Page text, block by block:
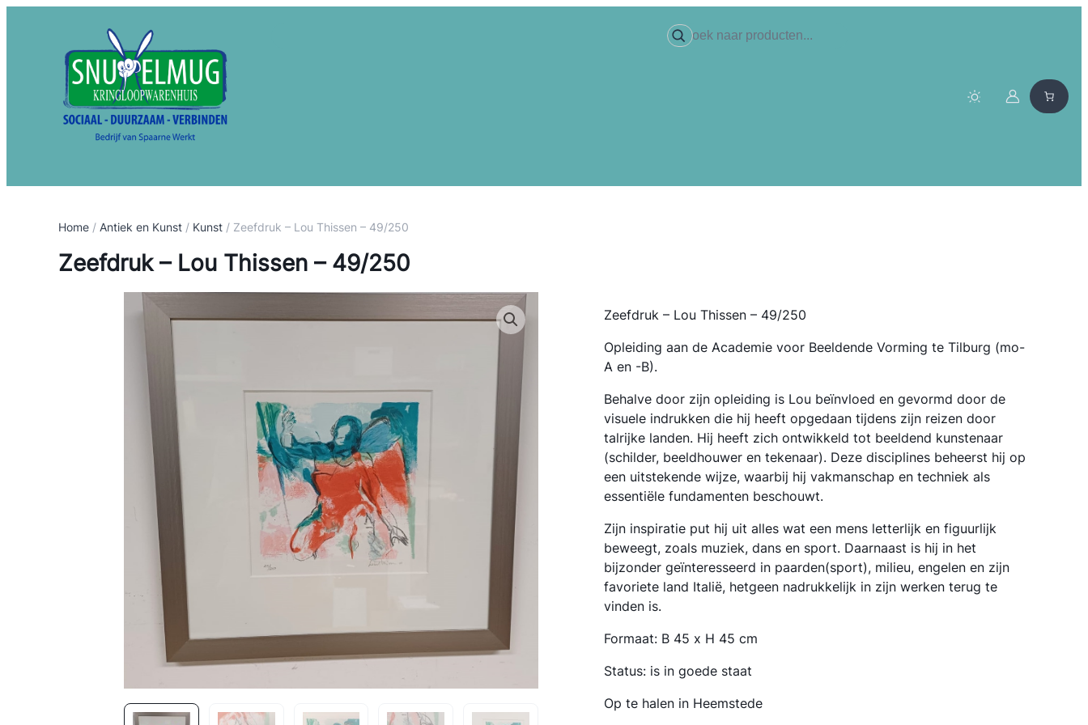
Home / Antiek en Kunst / Kunst / Zeefdruk – Lou Thissen – 49/250
Zeefdruk – Lou Thissen – 49/250
Zeefdruk – Lou Thissen – 49/250
Opleiding aan de Academie voor Beeldende Vorming te Tilburg (mo-
A en -B).
Behalve door zijn opleiding is Lou beïnvloed en gevormd door de
visuele indrukken die hij heeft opgedaan tijdens zijn reizen door
talrijke landen. Hij heeft zich ontwikkeld tot beeldend kunstenaar
(schilder, beeldhouwer en tekenaar). Deze disciplines beheerst hij op
een uitstekende wijze, waarbij hij vakmanschap en techniek als
essentiële fundamenten beschouwt.
Zijn inspiratie put hij uit alles wat een mens letterlijk en figuurlijk
beweegt, zoals muziek, dans en sport. Daarnaast is hij in het
bijzonder geïnteresseerd in paarden(sport), milieu, engelen en zijn
favoriete land Italië, hetgeen nadrukkelijk in zijn werken terug te
vinden is.
Formaat: B 45 x H 45 cm
Status: is in goede staat
Op te halen in Heemstede